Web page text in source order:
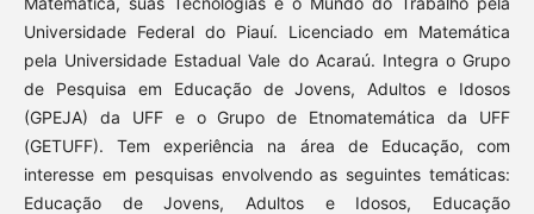
Universidade Federal do Piauí. Licenciado em Matemática
pela Universidade Estadual Vale do Acaraú. Integra o Grupo
de Pesquisa em Educação de Jovens, Adultos e Idosos
(GPEJA) da UFF e o Grupo de Etnomatemática da UFF
(GETUFF). Tem experiência na área de Educação, com
interesse em pesquisas envolvendo as seguintes temáticas:
Educação de Jovens, Adultos e Idosos, Educação